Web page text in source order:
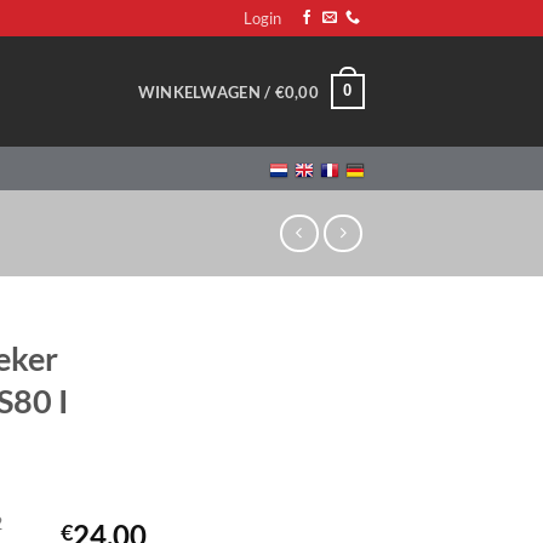
Login
WINKELWAGEN / €0,00 0
I
€24,00